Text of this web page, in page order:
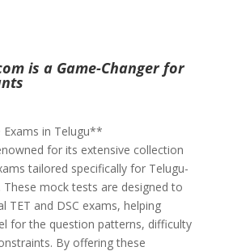
is a Game-Changer for
in Telugu**
for its extensive collection
tailored specifically for Telugu-
mock tests are designed to
TET and DSC exams, helping
for the question patterns, difficulty
By offering these